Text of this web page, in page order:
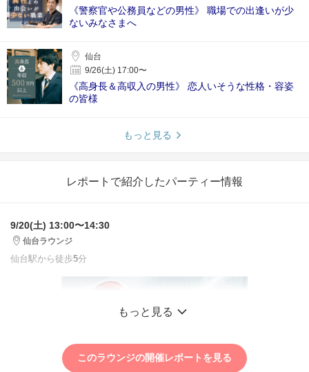
《警察官や公務員などの男性》 職場での出逢いが少
ないみなさまへ
仙台
9/26(土) 17:00〜
《高身長＆高収入の男性》 恋人いそうな性格・容姿
の皆様
もっと見る
レポートで紹介したパーティー情報
9/20(土) 13:00〜14:30
仙台ラウンジ
仙台駅から徒歩5分
もっと見る
このラウンジの開催レポートを見る